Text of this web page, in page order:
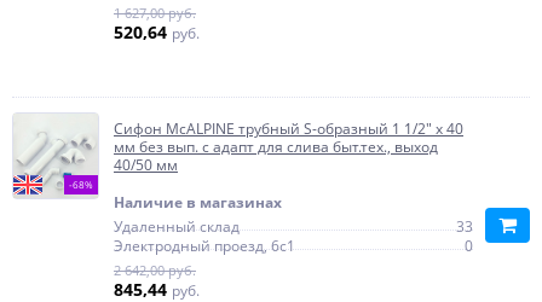
1 627,00 руб.
520,64 руб.
-68%
Сифон McALPINE трубный S-образный 1 1/2" х 40
мм без вып. с адапт для слива быт.тех., выход
40/50 мм
Наличие в магазинах
Удаленный склад
33
Электродный проезд, 6с1
0
2 642,00 руб.
845,44 руб.